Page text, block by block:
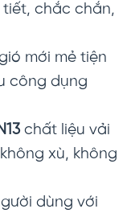
chắc chắn,
mới mẻ tiện
công dụng
chất liệu vải
xù, không
dùng với